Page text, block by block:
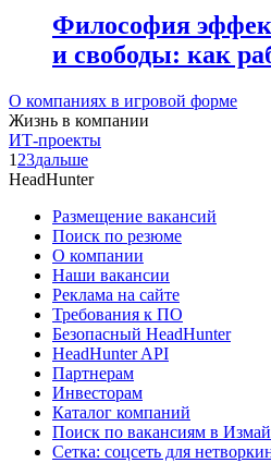
Философия
и свободы: как
О компаниях в игровой форме
Жизнь в компании
ИТ-проекты
1 23дальше
HeadHunter
Размещение вакансий
Поиск по резюме
О компании
Наши вакансии
Реклама на сайте
Требования к ПО
Безопасный HeadHunter
HeadHunter API
Партнерам
Инвесторам
Каталог компаний
Поиск по вакансиям в
Сетка: соцсеть для